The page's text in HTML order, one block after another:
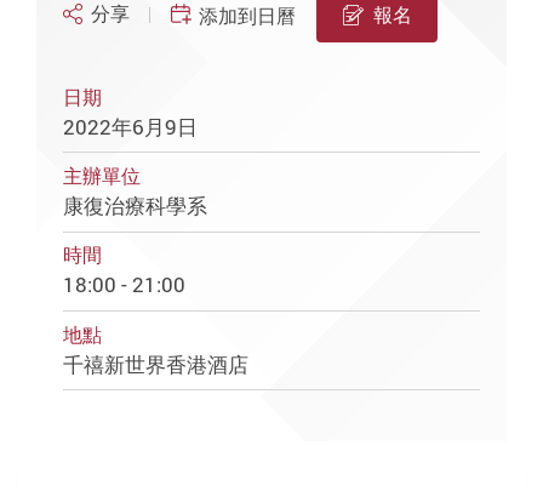
分享 添加到日曆 報名
日期
2022年6月9日
主辦單位
康復治療科學系
時間
18:00 - 21:00
地點
千禧新世界香港酒店